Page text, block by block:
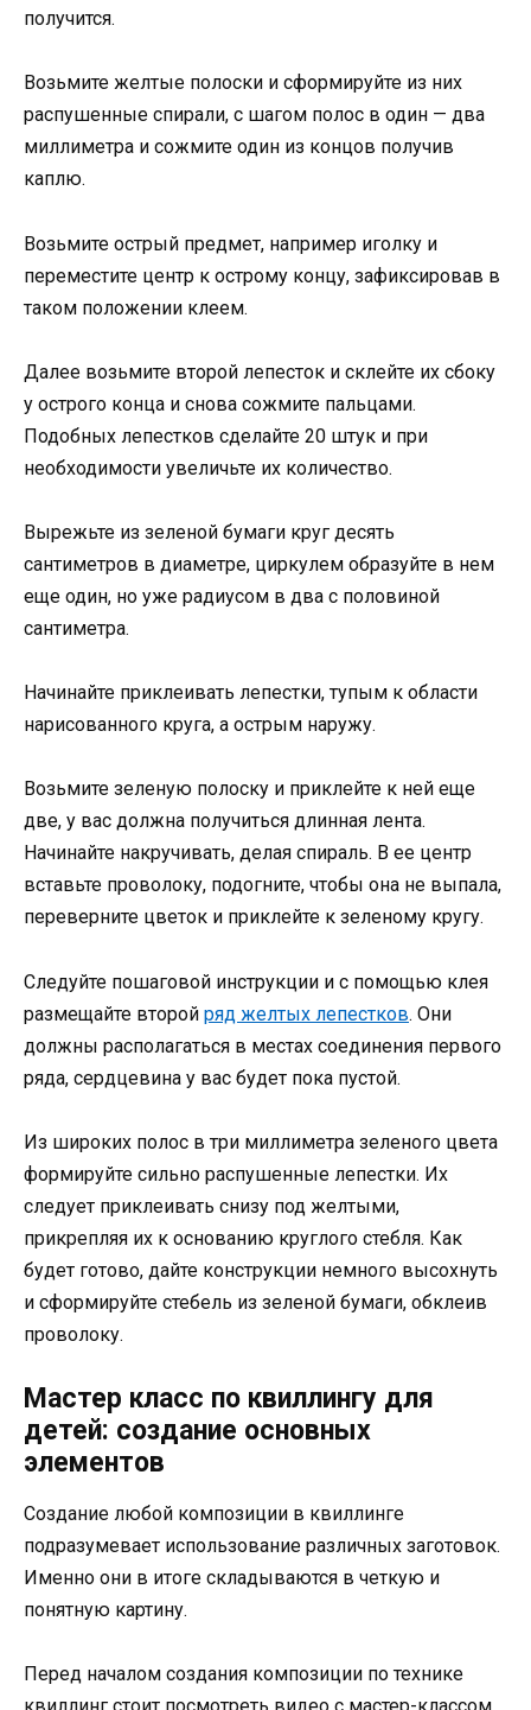
получится.
Возьмите желтые полоски и сформируйте из них
распушенные спирали, с шагом полос в один — два
миллиметра и сожмите один из концов получив
каплю.
Возьмите острый предмет, например иголку и
переместите центр к острому концу, зафиксировав в
таком положении клеем.
Далее возьмите второй лепесток и склейте их сбоку
у острого конца и снова сожмите пальцами.
Подобных лепестков сделайте 20 штук и при
необходимости увеличьте их количество.
Вырежьте из зеленой бумаги круг десять
сантиметров в диаметре, циркулем образуйте в нем
еще один, но уже радиусом в два с половиной
сантиметра.
Начинайте приклеивать лепестки, тупым к области
нарисованного круга, а острым наружу.
Возьмите зеленую полоску и приклейте к ней еще
две, у вас должна получиться длинная лента.
Начинайте накручивать, делая спираль. В ее центр
вставьте проволоку, подогните, чтобы она не выпала,
переверните цветок и приклейте к зеленому кругу.
Следуйте пошаговой инструкции и с помощью клея
размещайте второй ряд желтых лепестков. Они
должны располагаться в местах соединения первого
ряда, сердцевина у вас будет пока пустой.
Из широких полос в три миллиметра зеленого цвета
формируйте сильно распушенные лепестки. Их
следует приклеивать снизу под желтыми,
прикрепляя их к основанию круглого стебля. Как
будет готово, дайте конструкции немного высохнуть
и сформируйте стебель из зеленой бумаги, обклеив
проволоку.
Мастер класс по квиллингу для
детей: создание основных
элементов
Создание любой композиции в квиллинге
подразумевает использование различных заготовок.
Именно они в итоге складываются в четкую и
понятную картину.
Перед началом создания композиции по технике